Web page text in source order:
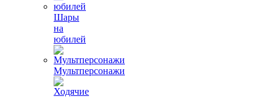
Шары
на
юбилей
Мультперсонажи